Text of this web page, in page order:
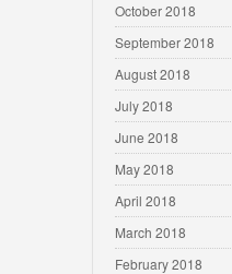
October 2018
September 2018
August 2018
July 2018
June 2018
May 2018
April 2018
March 2018
February 2018